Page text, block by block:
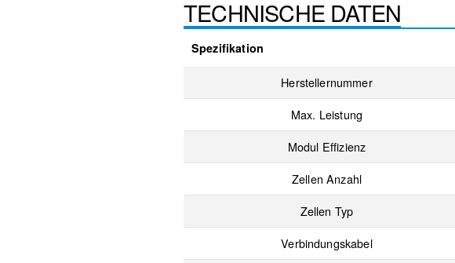
TECHNISCHE DATEN
Spezifikation
Herstellernummer
Max. Leistung
Modul Effizienz
Zellen Anzahl
Zellen Typ
Verbindungskabel